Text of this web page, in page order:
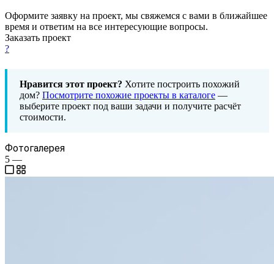
Оформите заявку на проект, мы свяжемся с вами в ближайшее
время и ответим на все интересующие вопросы.
Заказать проект
?
Нравится этот проект? Хотите построить похожий
дом? Посмотрите похожие проекты в каталоге —
выберите проект под ваши задачи и получите расчёт
стоимости.
Фотогалерея
5 —